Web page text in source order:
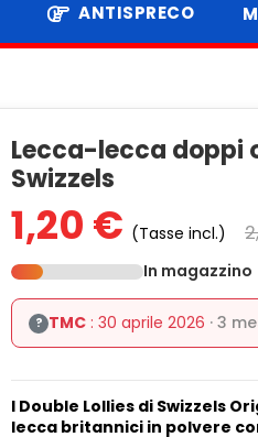
ANTISPRECO
Lecca-lecca doppi
Swizzels
1,20 € (Tasse incl.)
In magazzino
? TMC : 30 aprile 2026 · 3
I Double Lollies di Swizzels
lecca britannici in polvere